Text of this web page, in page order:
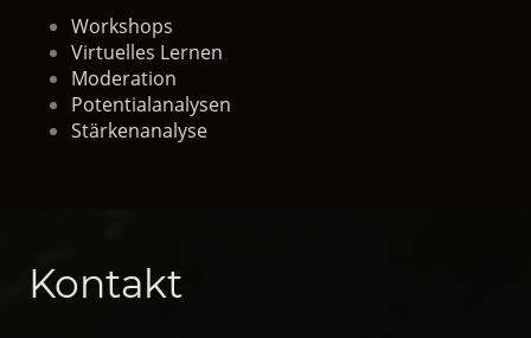
Workshops
Virtuelles Lernen
Moderation
Potentialanalysen
Stärkenanalyse
Kontakt